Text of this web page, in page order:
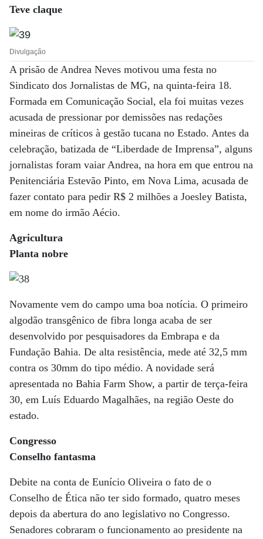
Teve claque
Divulgação
A prisão de Andrea Neves motivou uma festa no
Sindicato dos Jornalistas de MG, na quinta-feira 18.
Formada em Comunicação Social, ela foi muitas vezes
acusada de pressionar por demissões nas redações
mineiras de críticos à gestão tucana no Estado. Antes da
celebração, batizada de “Liberdade de Imprensa”, alguns
jornalistas foram vaiar Andrea, na hora em que entrou na
Penitenciária Estevão Pinto, em Nova Lima, acusada de
fazer contato para pedir R$ 2 milhões a Joesley Batista,
em nome do irmão Aécio.
Agricultura
Planta nobre
Novamente vem do campo uma boa notícia. O primeiro
algodão transgênico de fibra longa acaba de ser
desenvolvido por pesquisadores da Embrapa e da
Fundação Bahia. De alta resistência, mede até 32,5 mm
contra os 30mm do tipo médio. A novidade será
apresentada no Bahia Farm Show, a partir de terça-feira
30, em Luís Eduardo Magalhães, na região Oeste do
estado.
Congresso
Conselho fantasma
Debite na conta de Eunício Oliveira o fato de o
Conselho de Ética não ter sido formado, quatro meses
depois da abertura do ano legislativo no Congresso.
Senadores cobraram o funcionamento ao presidente na